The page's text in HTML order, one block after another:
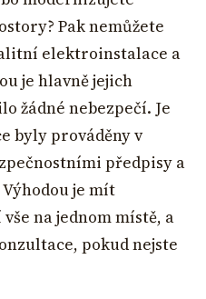
Pak nemůžete
elektroinstalace a
je hlavně jejich
žádné nebezpečí. Je
byly prováděny v
předpisy a
je mít
na jednom místě, a
pokud nejste